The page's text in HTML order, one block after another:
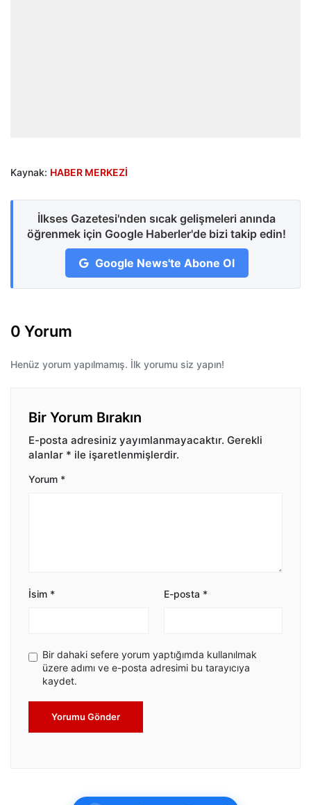
Kaynak: HABER MERKEZİ
İlkses Gazetesi'nden sıcak gelişmeleri anında
öğrenmek için Google Haberler'de bizi takip edin!
Google News'te Abone Ol
0 Yorum
Henüz yorum yapılmamış. İlk yorumu siz yapın!
Bir Yorum Bırakın
E-posta adresiniz yayımlanmayacaktır. Gerekli
alanlar * ile işaretlenmişlerdir.
Yorum *
İsim * E-posta *
Bir dahaki sefere yorum yaptığımda kullanılmak
üzere adımı ve e-posta adresimi bu tarayıcıya
kaydet.
Yorumu Gönder